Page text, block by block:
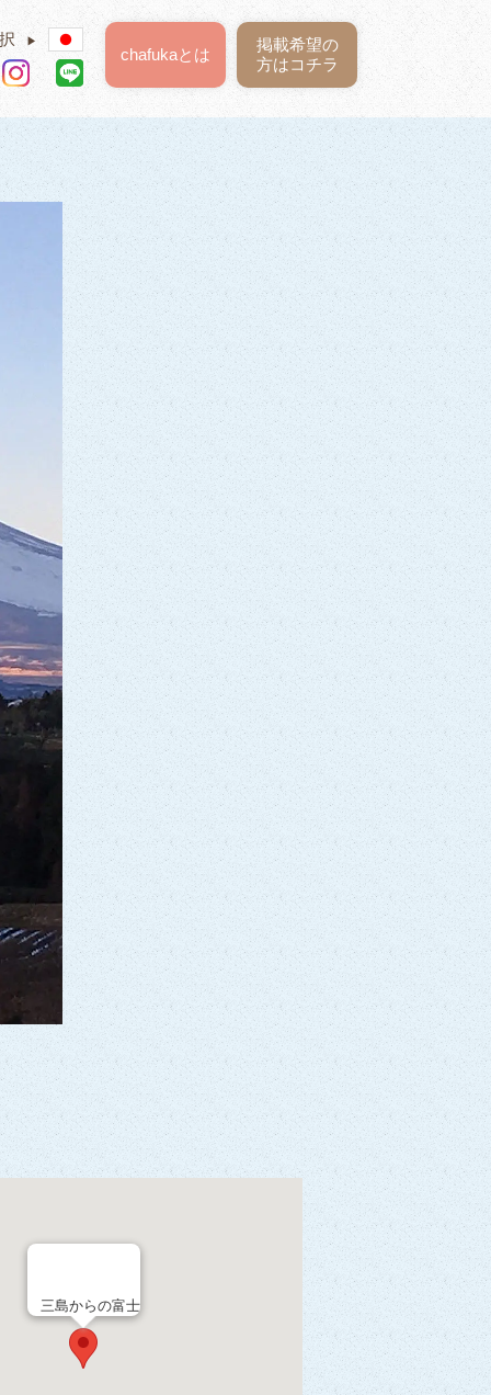
▶
掲載希望の
方はコチラ
chafukaとは
三島からの富士